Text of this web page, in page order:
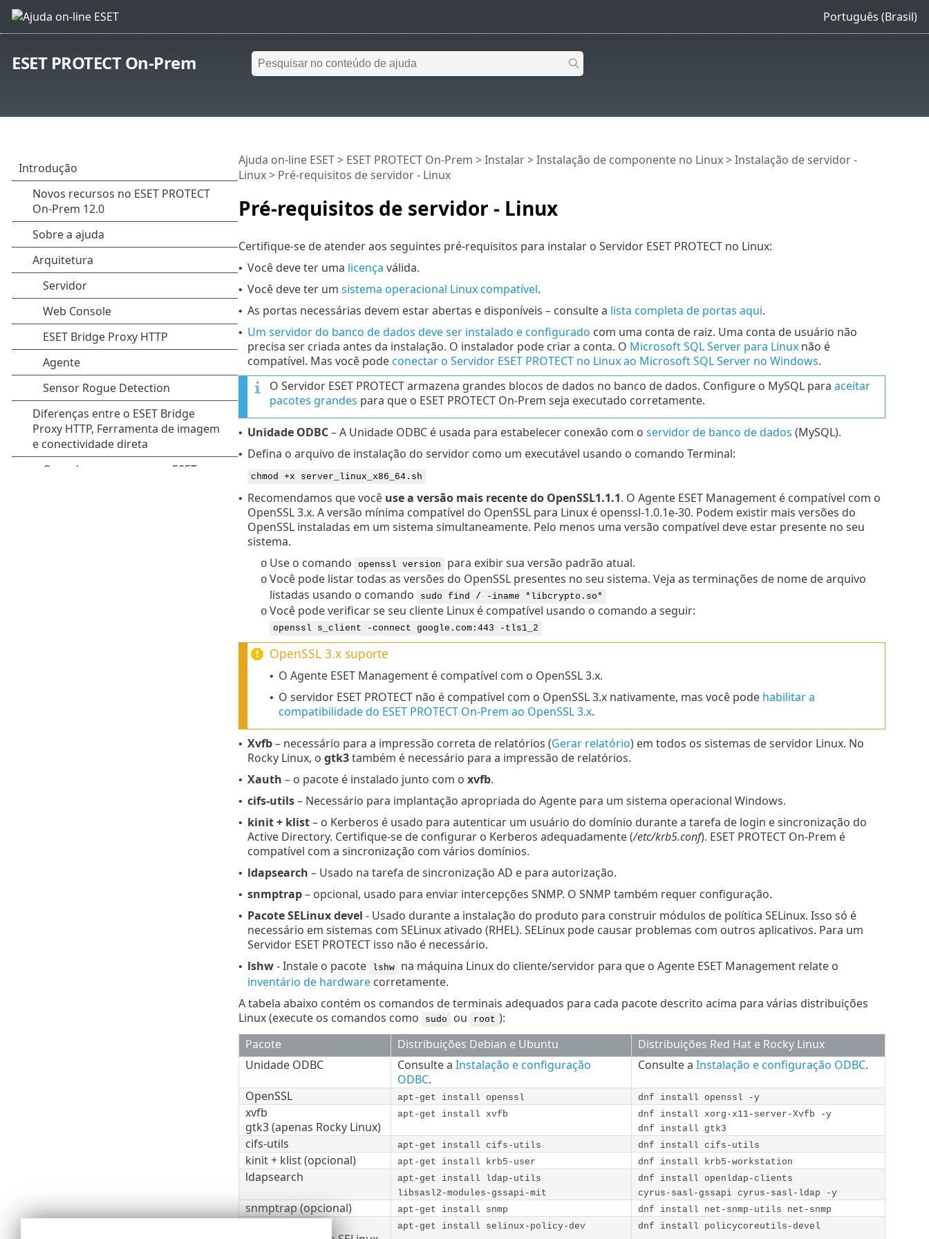
Português (Brasil)
ESET PROTECT On-Prem
Pré-requisitos de servidor - Linux
Ajuda on-line ESET> ESET PROTECT On-Prem >Instalar>Instalação de componente no Linux>Instalação de servidor -
Linux> Pré-requisitos de servidor - Linux
Certifique-se de atender aos seguintes pré-requisitos para instalar o Servidor ESET PROTECT no Linux:
• Você deve ter uma licença válida.
• Você deve ter um sistema operacional Linux compatível.
• As portas necessárias devem estar abertas e disponíveis – consulte a lista completa de portas aqui.
• Um servidor do banco de dados deve ser instalado e configurado com uma conta de raiz. Uma conta de usuário não
precisa ser criada antes da instalação. O instalador pode criar a conta. O Microsoft SQL Server para Linuxnão é
compatível. Mas você podeconectar o Servidor ESET PROTECT no Linux ao Microsoft SQL Server no Windows.
O Servidor ESET PROTECT armazena grandes blocos de dados no banco de dados. Configure o MySQL para aceitar
pacotes grandes para que o ESET PROTECT On-Prem seja executado corretamente.
• Unidade ODBC– A Unidade ODBC é usada para estabelecer conexão com o servidor de banco de dados (MySQL).
• Defina o arquivo de instalação do servidor como um executável usando o comando Terminal:
chmod +x server_linux_x86_64.sh
• Recomendamos que você use a versão mais recente do OpenSSL1.1.1. O Agente ESET Management é compatível com o
OpenSSL 3.x. A versão mínima compatível do OpenSSL para Linux é openssl-1.0.1e-30. Podem existir mais versões do
OpenSSL instaladas em um sistema simultaneamente. Pelo menos uma versão compatível deve estar presente no seu
sistema.
o Use o comando openssl version para exibir sua versão padrão atual.
o Você pode listar todas as versões do OpenSSLpresentes no seu sistema. Veja as terminações de nome de arquivo
listadas usando o comando
sudo find / -iname *libcrypto.so*
o Você pode verificar se seu cliente Linux é compatível usando o comando a seguir:
openssl s_client -connect google.com:443 -tls1_2
OpenSSL 3.xsuporte
• O Agente ESET Management é compatível com o OpenSSL 3.x.
• O servidor ESET PROTECT não é compatível com o OpenSSL 3.x nativamente, mas você pode habilitar a
compatibilidade do ESET PROTECT On-Prem ao OpenSSL 3.x.
• Xvfb– necessário para a impressão correta de relatórios (Gerar relatório) em todos os sistemas de servidor Linux. No
Rocky Linux, o gtk3também é necessário para a impressão de relatórios.
• Xauth – o pacote é instalado junto com o xvfb.
• cifs-utils– Necessário para implantação apropriada do Agente para um sistema operacional Windows.
• kinit + klist– o Kerberos é usado para autenticar um usuário do domínio durante a tarefa de login e sincronização do
Active Directory. Certifique-se de configurar o Kerberos adequadamente (/etc/krb5.conf). ESET PROTECT On-Prem é
compatível com a sincronização com vários domínios.
• ldapsearch – Usado na tarefa de sincronização AD e para autorização.
• snmptrap– opcional, usado para enviar intercepções SNMP. O SNMP também requer configuração.
• Pacote SELinux devel - Usado durante a instalação do produto para construir módulos de política SELinux. Isso só é
necessário em sistemas com SELinux ativado (RHEL). SELinux pode causar problemas com outros aplicativos. Para um
Servidor ESET PROTECT isso não é necessário.
• lshw- Instale o pacote lshw
na máquina Linux do cliente/servidor para que o Agente ESET Management relate o
inventário de hardwarecorretamente.
A tabela abaixo contém os comandos de terminais adequados para cada pacote descrito acima para várias distribuições
Linux (execute os comandos como
sudo ou root ):
Pacote
Distribuições Debian e Ubuntu
Distribuições Red Hat e Rocky Linux
Unidade ODBC
Consulte a Instalação e configuração
ODBC.
Consulte a Instalação e configuração ODBC.
OpenSSL apt-get install openssl dnf install openssl -y
xvfb
gtk3 (apenas Rocky Linux)
apt-get install xvfb
dnf install xorg-x11-server-Xvfb -y
dnf install gtk3
cifs-utils apt-get install cifs-utils dnf install cifs-utils
kinit + klist (opcional) apt-get install krb5-user dnf install krb5-workstation
ldapsearch
apt-get install ldap-utils
libsasl2-modules-gssapi-mit
dnf install openldap-clients
cyrus-sasl-gssapi cyrus-sasl-ldap -y
snmptrap (opcional) apt-get install snmp dnf install net-snmp-utils net-snmp
apt-get install selinux-policy-dev dnf install policycoreutils-devel